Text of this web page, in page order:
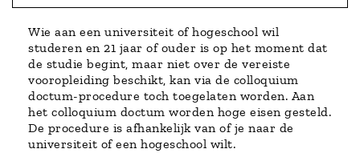
Wie aan een universiteit of hogeschool wil
studeren en 21 jaar of ouder is op het moment dat
de studie begint, maar niet over de vereiste
vooropleiding beschikt, kan via de colloquium
doctum-procedure toch toegelaten worden. Aan
het colloquium doctum worden hoge eisen gesteld.
De procedure is afhankelijk van of je naar de
universiteit of een hogeschool wilt.